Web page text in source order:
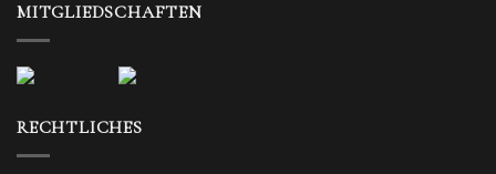
MITGLIEDSCHAFTEN
RECHTLICHES